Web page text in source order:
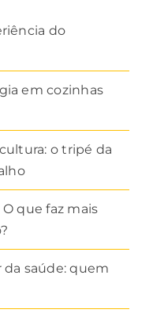
do
em cozinhas
o tripé da
que faz mais
saúde: quem